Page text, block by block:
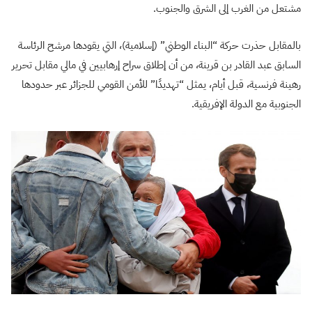
مشتعل من الغرب إلى الشرق والجنوب.
بالمقابل حذرت حركة “البناء الوطني” (إسلامية)، التي يقودها مرشح الرئاسة
السابق عبد القادر بن قرينة، من أن إطلاق سراح إرهابيين في مالي مقابل تحرير
رهينة فرنسية، قبل أيام، يمثل “تهديدًا” للأمن القومي للجزائر عبر حدودها
الجنوبية مع الدولة الإفريقية.